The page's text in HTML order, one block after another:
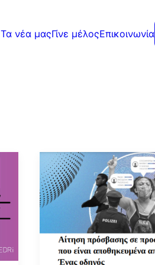
Τα νέα μαςΓίνε μέλοςΕπικοινωνία